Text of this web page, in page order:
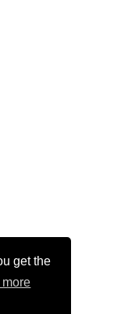
get the
more